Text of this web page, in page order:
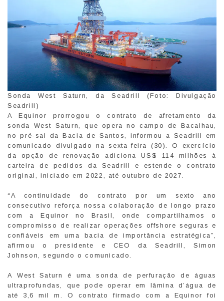
Sonda West Saturn, da Seadrill (Foto: Divulgação
Seadrill)
A Equinor prorrogou o contrato de afretamento da
sonda West Saturn, que opera no campo de Bacalhau,
no pré-sal da Bacia de Santos, informou a Seadrill em
comunicado divulgado na sexta-feira (30). O exercício
da opção de renovação adiciona US$ 114 milhões à
carteira de pedidos da Seadrill e estende o contrato
original, iniciado em 2022, até outubro de 2027.
“A continuidade do contrato por um sexto ano
consecutivo reforça nossa colaboração de longo prazo
com a Equinor no Brasil, onde compartilhamos o
compromisso de realizar operações offshore seguras e
confiáveis ​​em uma bacia de importância estratégica”,
afirmou o presidente e CEO da Seadrill, Simon
Johnson, segundo o comunicado.
A West Saturn é uma sonda de perfuração de águas
ultraprofundas, que pode operar em lâmina d’água de
até 3,6 mil m. O contrato firmado com a Equinor foi